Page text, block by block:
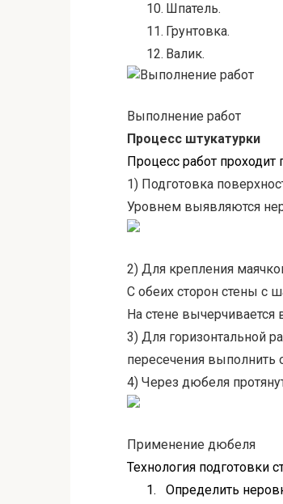
10. Шпатель.
11. Грунтовка.
12. Валик.
Выполнение работ
Процесс штукатурки
Процесс работ
1) Подготовка
Уровнем выявляются
2) Для крепления
С обеих сторон стены с
На стене вычерчивается
3) Для горизонтальной
пересечения выполнить
4) Через дюбеля
Применение дюбеля
Технология подготовки
1.
Определить